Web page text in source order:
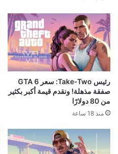
رئيس Take-Two: سعر GTA 6
صفقة مذهلة! ونقدم قيمة أكبر بكثير
من 80 دولارًا
منذ 18 ساعة